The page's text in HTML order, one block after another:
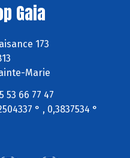
Gaia
173
Marie
53 66 77 47
° , 0,3837534 °